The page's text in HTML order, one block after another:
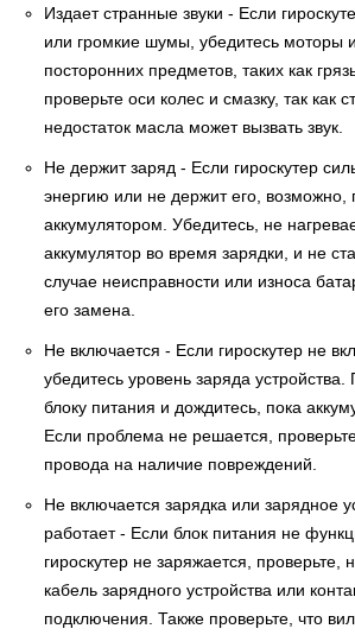
Издает странные звуки - Если
или громкие шумы, убедитесь моторы
посторонних предметов, таких как
проверьте оси колес и смазку, так как
недостаток масла может вызвать звук.
Не держит заряд - Если гироскутер
энергию или не держит его, возможно,
аккумулятором. Убедитесь, не
аккумулятор во время зарядки, и не
случае неисправности или износа
его замена.
Не включается - Если гироскутер не
убедитесь уровень заряда устройства.
блоку питания и дождитесь, пока
Если проблема не решается,
провода на наличие повреждений.
Не включается зарядка или зарядное
работает - Если блок питания не
гироскутер не заряжается, проверьте,
кабель зарядного устройства или
подключения. Также проверьте, что